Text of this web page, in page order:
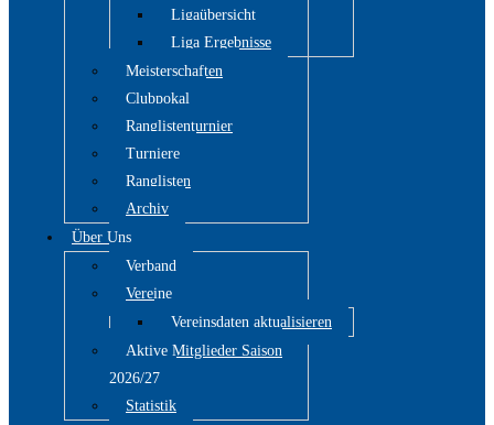
Ligaübersicht
Liga Ergebnisse
Meisterschaften
Clubpokal
Ranglistenturnier
Turniere
Ranglisten
Archiv
Über Uns
Verband
Vereine
Vereinsdaten aktualisieren
Aktive Mitglieder Saison
2026/27
Statistik